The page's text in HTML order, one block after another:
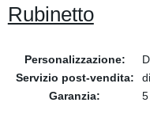
Rubinetto
Personalizzazione:
Servizio post-vendita:
Garanzia: